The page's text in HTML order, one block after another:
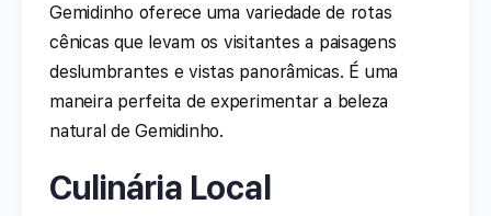
Gemidinho oferece uma variedade de rotas
cênicas que levam os visitantes a paisagens
deslumbrantes e vistas panorâmicas. É uma
maneira perfeita de experimentar a beleza
natural de Gemidinho.
Culinária Local